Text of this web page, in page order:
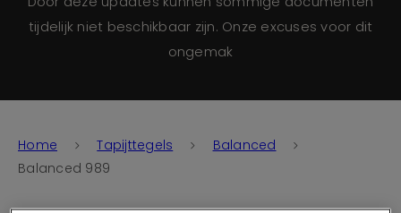
tijdelijk niet beschikbaar zijn. Onze excuses voor dit
ongemak
Home Tapijttegels
Balanced
Balanced 989